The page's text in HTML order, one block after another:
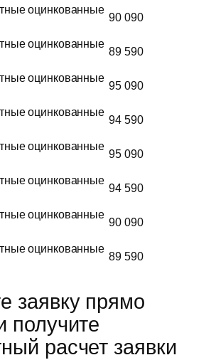
оцинкованные
90 090
оцинкованные
89 590
оцинкованные
95 090
оцинкованные
94 590
оцинкованные
95 090
оцинкованные
94 590
оцинкованные
90 090
оцинкованные
89 590
заявку прямо
получите
расчет заявки